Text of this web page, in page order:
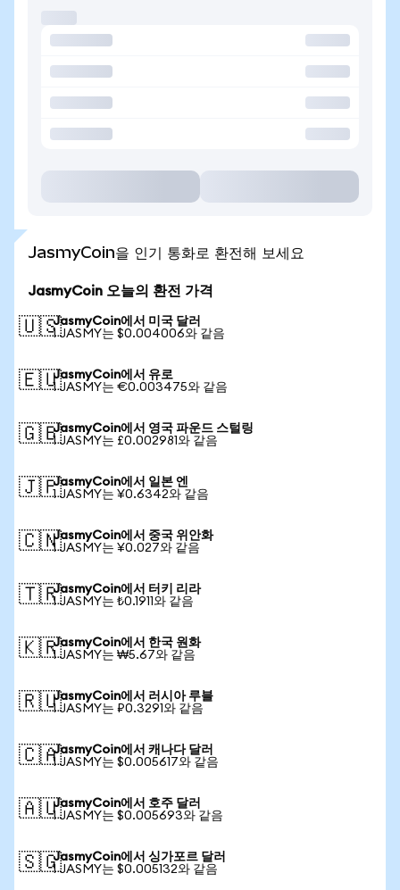
JasmyCoin을 인기 통화로 환전해 보세요
JasmyCoin 오늘의 환전 가격
🇺🇸JasmyCoin에서 미국 달러
1 JASMY는 $0.004006와 같음
🇪🇺JasmyCoin에서 유로
1 JASMY는 €0.003475와 같음
🇬🇧JasmyCoin에서 영국 파운드 스털링
1 JASMY는 £0.002981와 같음
🇯🇵JasmyCoin에서 일본 엔
1 JASMY는 ¥0.6342와 같음
🇨🇳JasmyCoin에서 중국 위안화
1 JASMY는 ¥0.027와 같음
🇹🇷JasmyCoin에서 터키 리라
1 JASMY는 ₺0.1911와 같음
🇰🇷JasmyCoin에서 한국 원화
1 JASMY는 ₩5.67와 같음
🇷🇺JasmyCoin에서 러시아 루블
1 JASMY는 ₽0.3291와 같음
🇨🇦JasmyCoin에서 캐나다 달러
1 JASMY는 $0.005617와 같음
🇦🇺JasmyCoin에서 호주 달러
1 JASMY는 $0.005693와 같음
🇸🇬JasmyCoin에서 싱가포르 달러
1 JASMY는 $0.005132와 같음